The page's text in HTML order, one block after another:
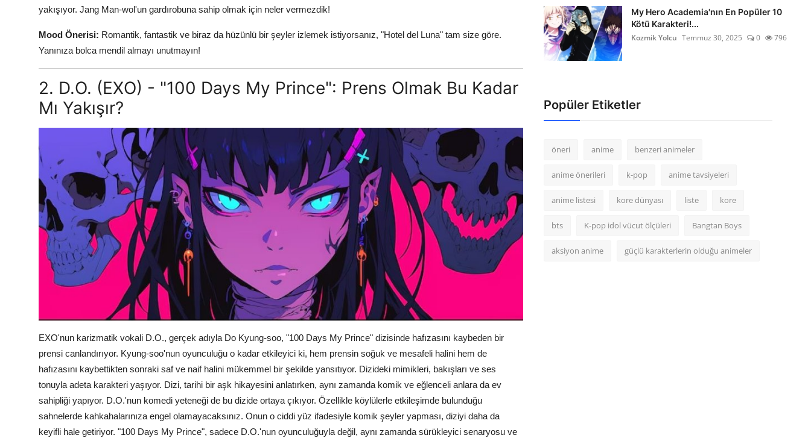
yakışıyor. Jang Man-wol'un gardırobuna sahip olmak için neler vermezdik!
Mood Önerisi: Romantik, fantastik ve biraz da hüzünlü bir şeyler izlemek istiyorsanız, "Hotel del Luna" tam size göre.
Yanınıza bolca mendil almayı unutmayın!
2. D.O. (EXO) - "100 Days My Prince": Prens Olmak Bu Kadar
Mı Yakışır?
EXO'nun karizmatik vokali D.O., gerçek adıyla Do Kyung-soo, "100 Days My Prince" dizisinde hafızasını kaybeden bir
prensi canlandırıyor. Kyung-soo'nun oyunculuğu o kadar etkileyici ki, hem prensin soğuk ve mesafeli halini hem de
hafızasını kaybettikten sonraki saf ve naif halini mükemmel bir şekilde yansıtıyor. Dizideki mimikleri, bakışları ve ses
tonuyla adeta karakteri yaşıyor. Dizi, tarihi bir aşk hikayesini anlatırken, aynı zamanda komik ve eğlenceli anlara da ev
sahipliği yapıyor. D.O.'nun komedi yeteneği de bu dizide ortaya çıkıyor. Özellikle köylülerle etkileşimde bulunduğu
sahnelerde kahkahalarınıza engel olamayacaksınız. Onun o ciddi yüz ifadesiyle komik şeyler yapması, diziyi daha da
keyifli hale getiriyor. "100 Days My Prince", sadece D.O.'nun oyunculuğuyla değil, aynı zamanda sürükleyici senaryosu ve
My Hero Academia'nın En Popüler 10
Kötü Karakteri!...
Kozmik Yolcu Temmuz 30, 2025 0 796
Popüler Etiketler
öneri anime benzeri animeler
anime önerileri k-pop anime tavsiyeleri
anime listesi kore dünyası liste kore
bts K-pop idol vücut ölçüleri Bangtan Boys
aksiyon anime güçlü karakterlerin olduğu animeler